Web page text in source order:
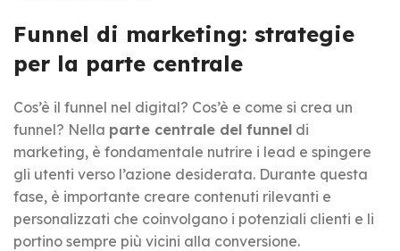
Funnel di marketing: strategie
per la parte centrale
Cos’è il funnel nel digital? Cos’è e come si crea un
funnel? Nella parte centrale del funnel di
marketing, è fondamentale nutrire i lead e spingere
gli utenti verso l’azione desiderata. Durante questa
fase, è importante creare contenuti rilevanti e
personalizzati che coinvolgano i potenziali clienti e li
portino sempre più vicini alla conversione.